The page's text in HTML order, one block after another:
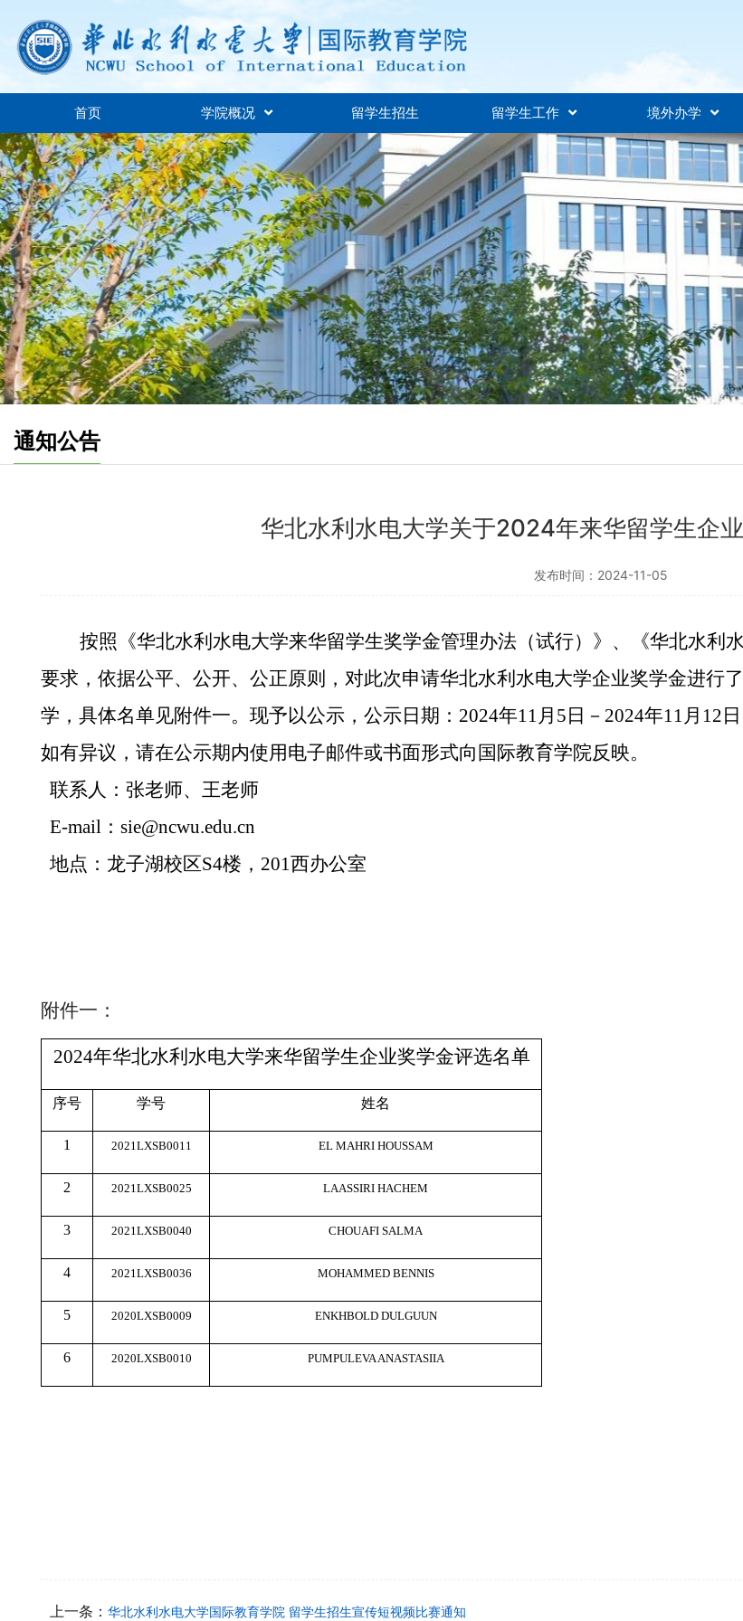
首页 学院概况 留学生招生 留学生工作 境外办学
通知公告
华北水利水电大学关于2024年来华留学生企
发布时间：2024-11-05
按照《华北水利水电大学来华留学生奖学金管理办法 （试行）》 、 《华北水利
要求，依据公平、公开、公正原则，对此次申请华北水利水电大学企业奖学金进行了
学，具体名单见附件一。现予以公示，公示日期： 2024年11月5日－2024年11月12日
如有异议，请在公示期内使用电子邮件或书面形式向 国际教育学院反映。
联系人： 张老师、王老师
E-mail： sie@ncwu.edu.cn
地点： 龙子湖校区S4楼， 201西办公室
附件一 ：
2024年华北水利水电大学来华留学生企业奖学金评选名单
序号 学号 姓名
1 2021LXSB0011 EL MAHRI HOUSSAM
2 2021LXSB0025 LAASSIRI HACHEM
3 2021LXSB0040 CHOUAFI SALMA
4 2021LXSB0036 MOHAMMED BENNIS
5 2020LXSB0009 ENKHBOLD DULGUUN
6 2020LXSB0010 PUMPULEVA ANASTASIIA
上一条： 华北水利水电大学国际教育学院 留学生招生宣传短视频比赛通知